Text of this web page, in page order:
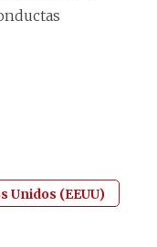
Unidos (EEUU)